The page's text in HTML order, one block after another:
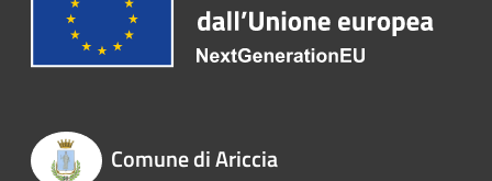
Comune di Ariccia